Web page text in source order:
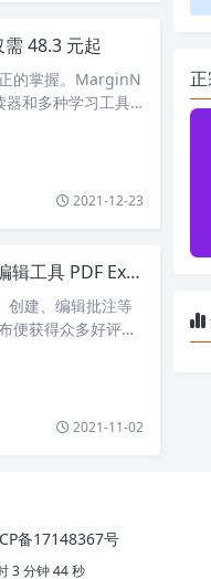
48.3 元起
的掌握。MarginN
器和多种学习工具
2021-12-23
时 7 折，仅需 119 元
创建、编辑批注等
便获得众多好评，
2021-11-02
备17148367号
3 分钟 44 秒